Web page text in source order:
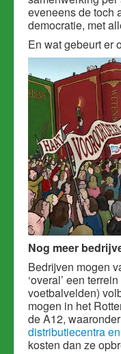
eveneens de toch
democratie, met
En wat gebeurt er
Nog meer
Bedrijven mogen
‘overal’ een
voetbalvelden)
mogen in het
de A12,
distributiecentra
kosten dan ze